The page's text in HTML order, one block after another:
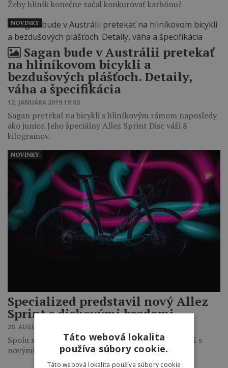
Žeby hliník konečne začal konkurovať karbónu?
Sagan bude v Austrálii pretekať
na hliníkovom bicykli a
bezdušových plášťoch. Detaily,
váha a špecifikácia
12. JANUÁRA 2019 19:03
Sagan pretekal na bicykli s hliníkovým rámom naposledy
ako junior. Jeho špeciálny Allez Sprint Disc váži 8
kilogramov.
NOVINKY
Specialized predstavil nový Allez
Sprint s diskovými brzdami
20. AUGUSTA 2018 13:22
Spolu s ním predstavili aj vynovený cyklokros CruX s
novými farebnými variantami.
NOVINKY
Táto webová lokalita
používa súbory cookie.
Táto webová lokalita používa súbory cookie